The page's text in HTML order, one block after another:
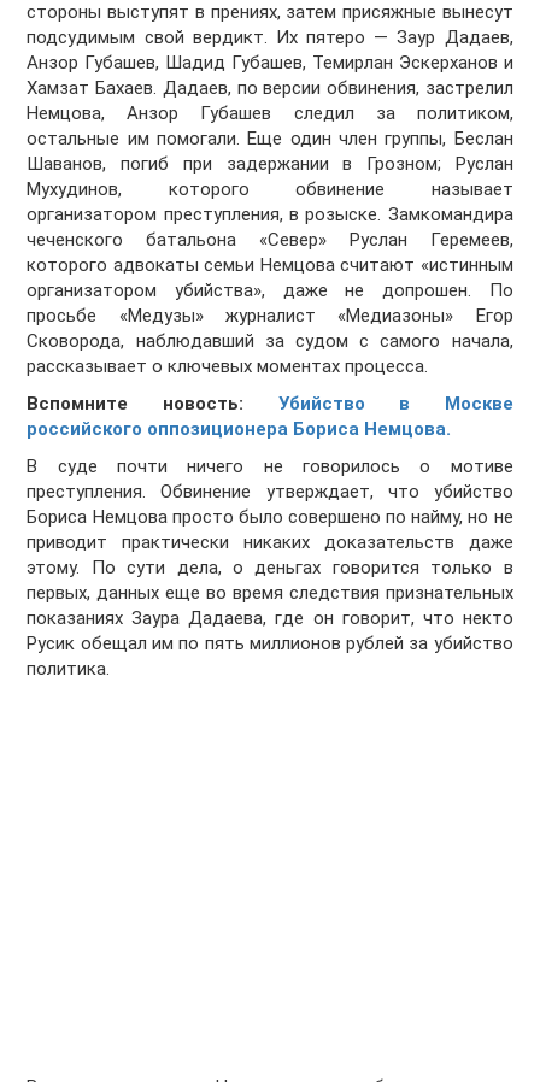
стороны выступят в прениях, затем присяжные вынесут
подсудимым свой вердикт. Их пятеро — Заур Дадаев,
Анзор Губашев, Шадид Губашев, Темирлан Эскерханов и
Хамзат Бахаев. Дадаев, по версии обвинения, застрелил
Немцова, Анзор Губашев следил за политиком,
остальные им помогали. Еще один член группы, Беслан
Шаванов, погиб при задержании в Грозном; Руслан
Мухудинов, которого обвинение называет
организатором преступления, в розыске. Замкомандира
чеченского батальона «Север» Руслан Геремеев,
которого адвокаты семьи Немцова считают «истинным
организатором убийства», даже не допрошен. По
просьбе «Медузы» журналист «Медиазоны» Егор
Сковорода, наблюдавший за судом с самого начала,
рассказывает о ключевых моментах процесса.
Вспомните новость: Убийство в Москве
российского оппозиционера Бориса Немцова.
В суде почти ничего не говорилось о мотиве
преступления. Обвинение утверждает, что убийство
Бориса Немцова просто было совершено по найму, но не
приводит практически никаких доказательств даже
этому. По сути дела, о деньгах говорится только в
первых, данных еще во время следствия признательных
показаниях Заура Дадаева, где он говорит, что некто
Русик обещал им по пять миллионов рублей за убийство
политика.